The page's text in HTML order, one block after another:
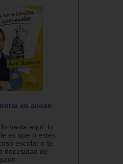
en acoso
hasta aquí, lo
es que o estés
escolar o te
necesidad de